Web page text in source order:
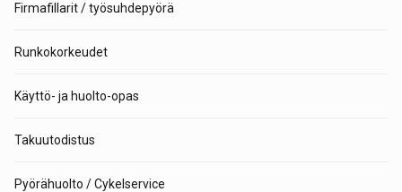
Firmafillarit / työsuhdepyörä
Runkokorkeudet
Käyttö- ja huolto-opas
Takuutodistus
Pyörähuolto / Cykelservice